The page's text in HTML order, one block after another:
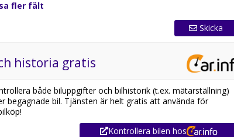
L200 i lager. Se våra bilar på
fler fält
Skicka
historia gratis
både biluppgifter och bilhistorik (t.ex. mätarställning)
begagnade bil. Tjänsten är helt gratis att använda för
Kontrollera bilen hos